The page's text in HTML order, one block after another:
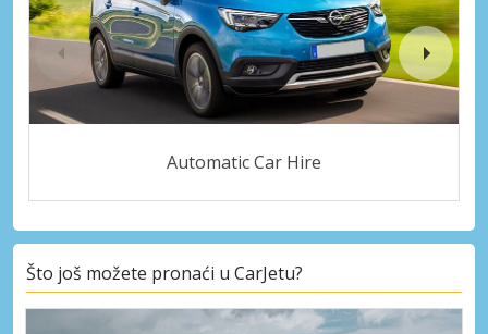
Automatic Car Hire
Što još možete pronaći u CarJetu?